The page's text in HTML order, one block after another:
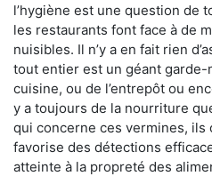
l’hygiène est une question de
les restaurants font face à de
nuisibles. Il n’y a en fait rien
tout entier est un géant garde-
cuisine, ou de l’entrepôt ou
y a toujours de la nourriture
qui concerne ces vermines,
favorise des détections
atteinte à la propreté des